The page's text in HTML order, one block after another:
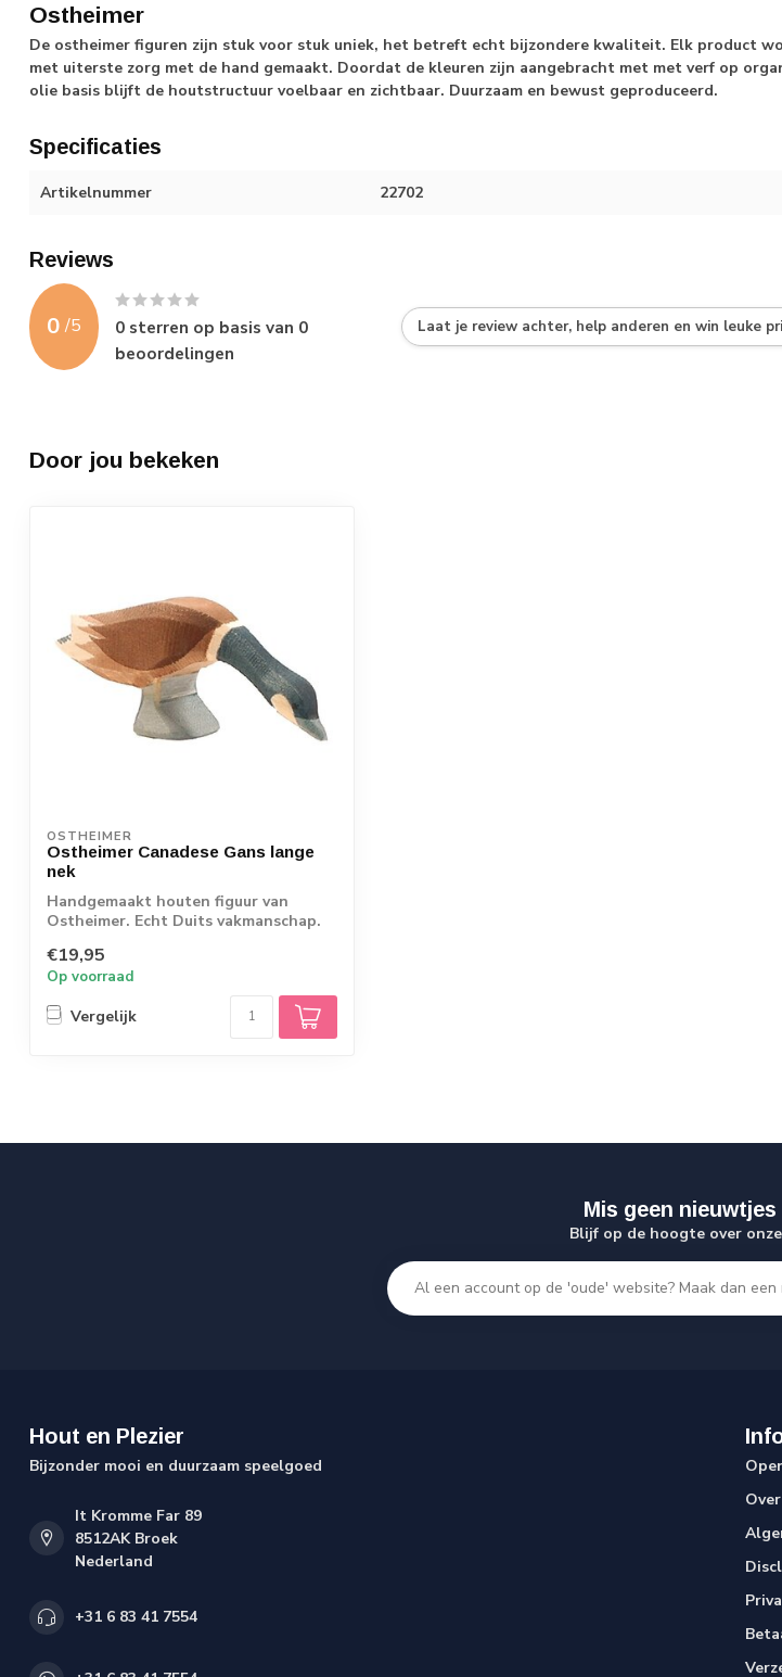
Ostheimer
De ostheimer figuren zijn stuk voor stuk uniek, het betreft echt bijzondere kwaliteit. Elk product
met uiterste zorg met de hand gemaakt. Doordat de kleuren zijn aangebracht met met verf op
olie basis blijft de houtstructuur voelbaar en zichtbaar. Duurzaam en bewust geproduceerd.
Specificaties
Artikelnummer 22702
Reviews
0 /5 0 sterren op basis van 0
beoordelingen
Laat je review achter, help anderen en win leuke
Door jou bekeken
OSTHEIMER
Ostheimer Canadese Gans lange
nek
Handgemaakt houten figuur van
Ostheimer. Echt Duits vakmanschap.
€19,95
Op voorraad
Vergelijk
Mis geen
Blijf op de hoogte over
Hout en Plezier
Bijzonder mooi en duurzaam speelgoed
It Kromme Far 89
8512AK Broek
Nederland
+31 6 83 41 7554